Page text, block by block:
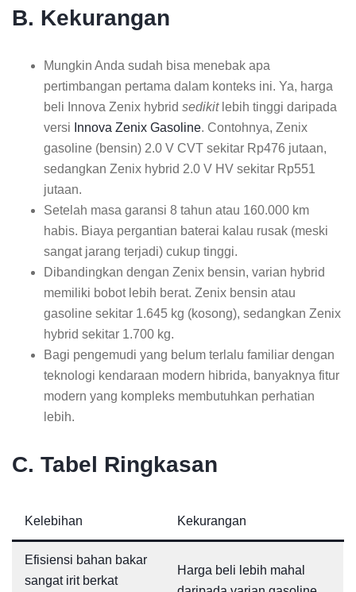
B. Kekurangan
Mungkin Anda sudah bisa menebak apa
pertimbangan pertama dalam konteks ini. Ya, harga
beli Innova Zenix hybrid sedikitlebih tinggi daripada
versi Innova Zenix Gasoline. Contohnya, Zenix
gasoline (bensin) 2.0 V CVT sekitar Rp476 jutaan,
sedangkan Zenix hybrid 2.0 V HV sekitar Rp551
jutaan.
Setelah masa garansi 8 tahun atau 160.000 km
habis. Biaya pergantian baterai kalau rusak (meski
sangat jarang terjadi) cukup tinggi.
Dibandingkan dengan Zenix bensin, varian hybrid
memiliki bobot lebih berat. Zenix bensin atau
gasoline sekitar 1.645 kg (kosong), sedangkan Zenix
hybrid sekitar 1.700 kg.
Bagi pengemudi yang belum terlalu familiar dengan
teknologi kendaraan modern hibrida, banyaknya fitur
modern yang kompleks membutuhkan perhatian
lebih.
C. Tabel Ringkasan
Kelebihan Kekurangan
Efisiensi bahan bakar
sangat irit berkat
Harga beli lebih mahal